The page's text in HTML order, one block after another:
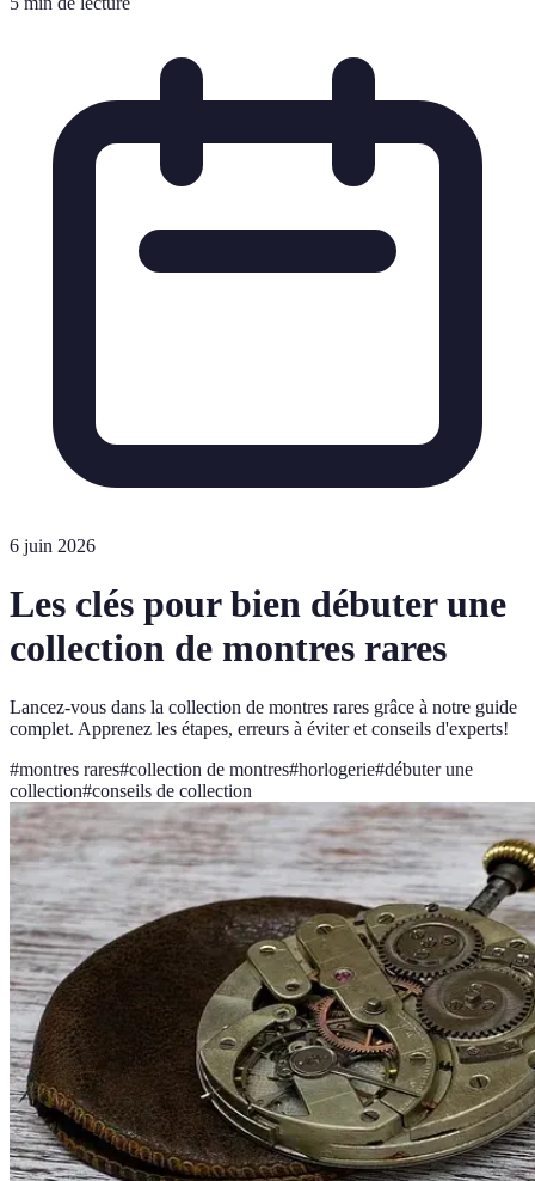
6 juin 2026
Les clés pour bien débuter une
collection de montres rares
Lancez-vous dans la collection de montres rares grâce à notre guide
complet. Apprenez les étapes, erreurs à éviter et conseils d'experts!
#montres rares#collection de montres#horlogerie#débuter une
collection#conseils de collection